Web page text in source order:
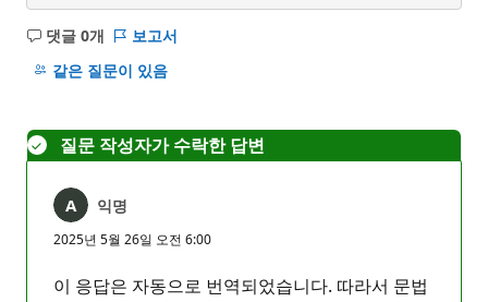
댓글 0개
설
명
보고서
같은 질문이 있음
질문 작성자가 수락한 답변
익명
2025년 5월 26일 오전 6:00
이 응답은 자동으로 번역되었습니다. 따라서 문법